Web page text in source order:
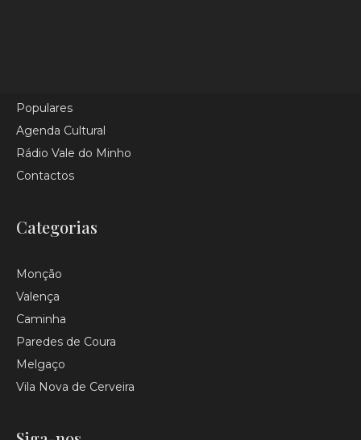
Populares
Agenda Cultural
Rádio Vale do Minho
Contactos
Categorias
Monção
Valença
Caminha
Paredes de Coura
Melgaço
Vila Nova de Cerveira